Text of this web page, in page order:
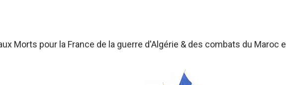
Morts pour la France de la guerre d'Algérie & des combats du Maroc